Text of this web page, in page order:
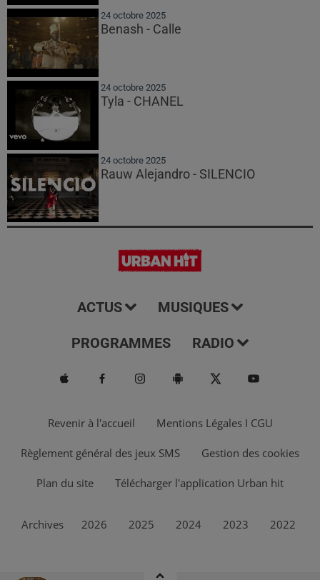
24 octobre 2025
Benash - Calle
24 octobre 2025
Tyla - CHANEL
24 octobre 2025
Rauw Alejandro - SILENCIO
ACTUS MUSIQUES
PROGRAMMES RADIO
Revenir à l'accueil Mentions Légales I CGU
Règlement général des jeux SMS Gestion des cookies
Plan du site Télécharger l'application Urban hit
Archives 2026 2025 2024 2023 2022